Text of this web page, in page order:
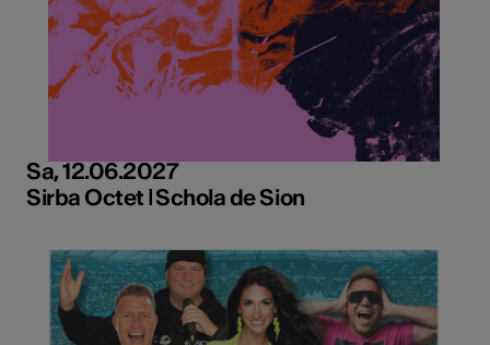
Sa, 12.06.2027
Sirba Octet ǀ Schola de Sion